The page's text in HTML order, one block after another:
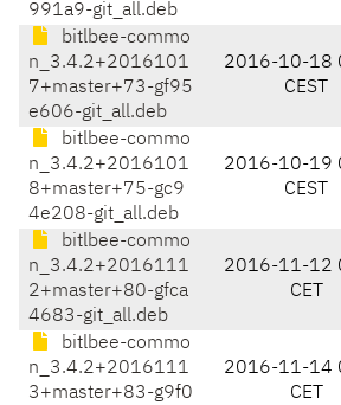
991a9-git_all.deb
bitlbee-commo
n_3.4.2+2016101
7+master+73-gf95
e606-git_all.deb
2016-10-18
CEST
bitlbee-commo
n_3.4.2+2016101
8+master+75-gc9
4e208-git_all.deb
2016-10-19
CEST
bitlbee-commo
n_3.4.2+2016111
2+master+80-gfca
4683-git_all.deb
2016-11-12
CET
bitlbee-commo
n_3.4.2+2016111
3+master+83-g9f0
2016-11-14
CET